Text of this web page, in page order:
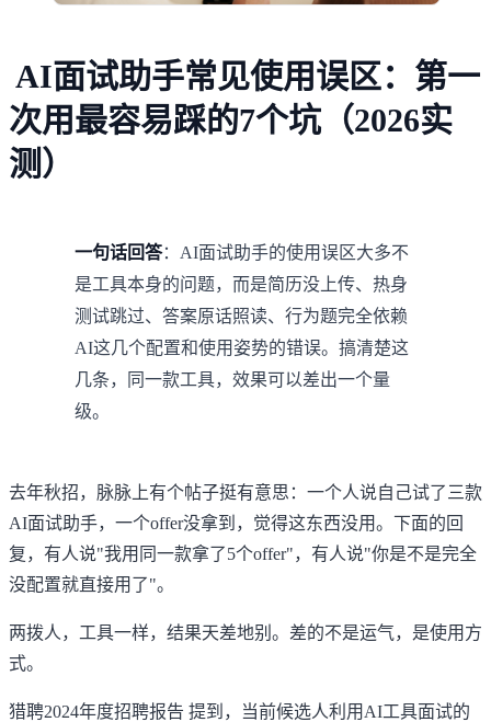
AI面试助手常见使用误区：第一
次用最容易踩的7个坑（2026实
测）
一句话回答：AI面试助手的使用误区大多不
是工具本身的问题，而是简历没上传、热身
测试跳过、答案原话照读、行为题完全依赖
AI这几个配置和使用姿势的错误。搞清楚这
几条，同一款工具，效果可以差出一个量
级。
去年秋招，脉脉上有个帖子挺有意思：一个人说自己试了三款
AI面试助手，一个offer没拿到，觉得这东西没用。下面的回
复，有人说"我用同一款拿了5个offer"，有人说"你是不是完全
没配置就直接用了"。
两拨人，工具一样，结果天差地别。差的不是运气，是使用方
式。
猎聘2024年度招聘报告 提到，当前候选人利用AI工具面试的